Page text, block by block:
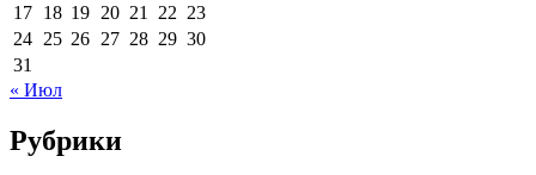
17 18 19 20 21 22 23
24 25 26 27 28 29 30
31
« Июл
Рубрики